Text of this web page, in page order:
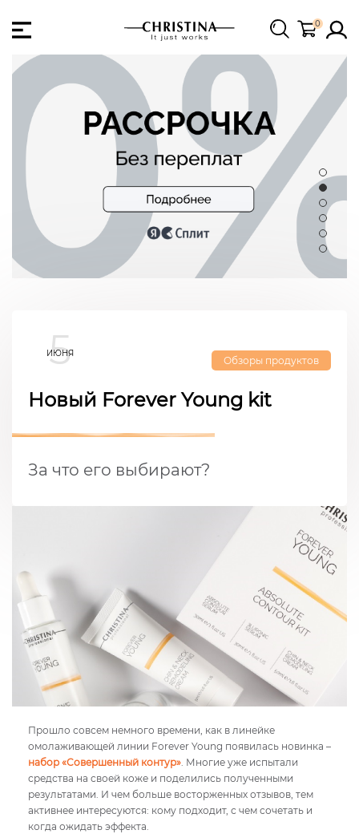
0
5
ИЮНЯ
Обзоры продуктов
Новый Forever Young kit
За что его выбирают?
Прошло совсем немного времени, как в линейке
омолаживающей линии Forever Young появилась новинка –
набор «Совершенный контур» . Многие уже испытали
средства на своей коже и поделились полученными
результатами. И чем больше восторженных отзывов, тем
активнее интересуются: кому подходит, с чем сочетать и
когда ожидать эффекта.